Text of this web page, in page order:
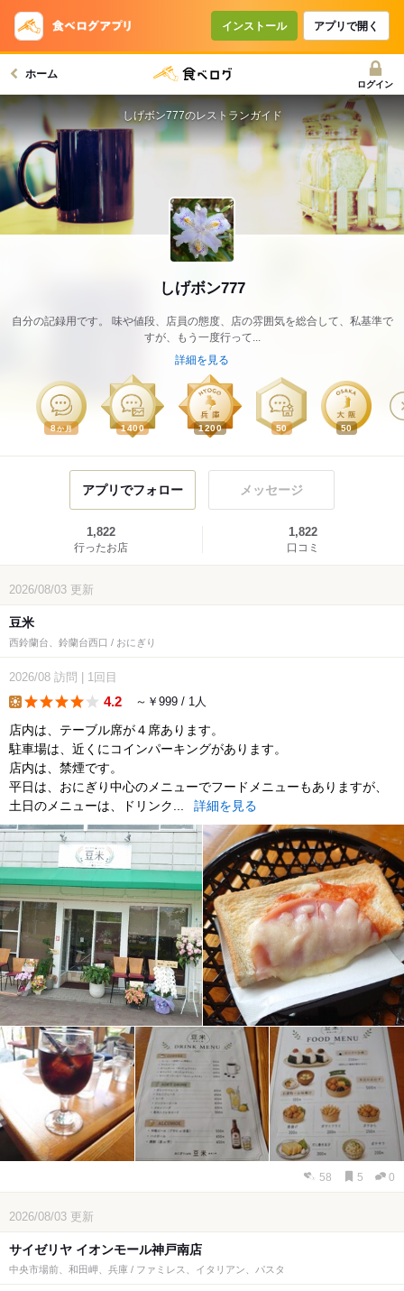
インストール アプリで開く
ホーム
ログイン
しげボン777
自分の記録用です。 味や値段、店員の態度、店の雰囲気を総合して、私基準で
すが、もう一度行って...
詳細を見る
8か月 1400 1200 50 50
しげボン777のレストランガイド
アプリでフォロー メッセージ
1,822
行ったお店
1,822
口コミ
2026/08/03 更新
豆米
西鈴蘭台、鈴蘭台西口 / おにぎり
2026/08 訪問 1回目
4.2 ～￥999 / 1人
店内は、テーブル席が４席あります。
駐車場は、近くにコインパーキングがあります。
店内は、禁煙です。
平日は、おにぎり中心のメニューでフードメニューもありますが、
土日のメニューは、ドリンク...
詳細を見る
58 5 0
2026/08/03 更新
サイゼリヤ イオンモール神戸南店
中央市場前、和田岬、兵庫 / ファミレス、イタリアン、パスタ